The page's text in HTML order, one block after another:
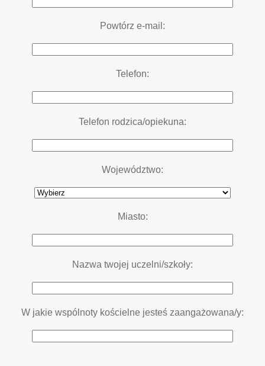
Powtórz e-mail:
Telefon:
Telefon rodzica/opiekuna:
Województwo:
Miasto:
Nazwa twojej uczelni/szkoły:
W jakie wspólnoty kościelne jesteś zaangażowana/y: